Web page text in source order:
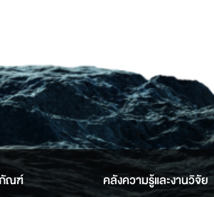
ณฑ์ คลังความรู้และงานวิจัย